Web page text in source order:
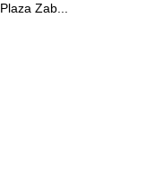
Plaza Zab...